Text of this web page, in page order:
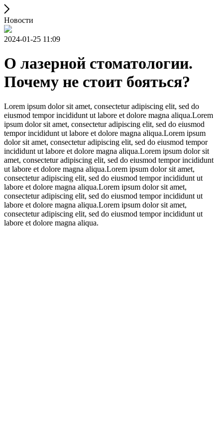
Новости
2024-01-25 11:09
О лазерной стоматологии.
Почему не стоит бояться?
Lorem ipsum dolor sit amet, consectetur adipiscing elit, sed do
eiusmod tempor incididunt ut labore et dolore magna aliqua.Lorem
ipsum dolor sit amet, consectetur adipiscing elit, sed do eiusmod
tempor incididunt ut labore et dolore magna aliqua.Lorem ipsum
dolor sit amet, consectetur adipiscing elit, sed do eiusmod tempor
incididunt ut labore et dolore magna aliqua.Lorem ipsum dolor sit
amet, consectetur adipiscing elit, sed do eiusmod tempor incididunt
ut labore et dolore magna aliqua.Lorem ipsum dolor sit amet,
consectetur adipiscing elit, sed do eiusmod tempor incididunt ut
labore et dolore magna aliqua.Lorem ipsum dolor sit amet,
consectetur adipiscing elit, sed do eiusmod tempor incididunt ut
labore et dolore magna aliqua.Lorem ipsum dolor sit amet,
consectetur adipiscing elit, sed do eiusmod tempor incididunt ut
labore et dolore magna aliqua.